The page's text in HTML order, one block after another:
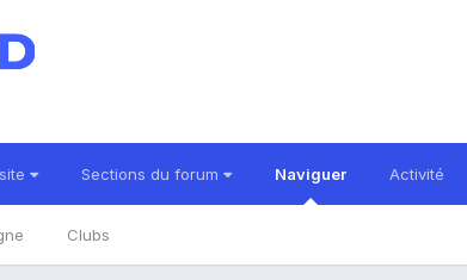
Sections du forum Naviguer
Clubs
Activité